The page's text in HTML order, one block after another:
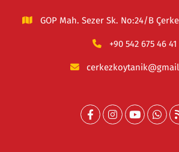
GOP Mah. Sezer Sk. No:24/B
+90 542 675 46 41